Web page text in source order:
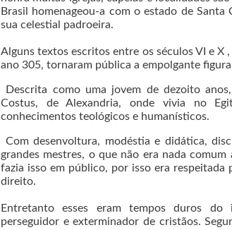
Brasil homenageou-a com o estado de
sua celestial padroeira.
Alguns textos escritos entre os séculos VI e X
ano 305, tornaram pública a empolgante
Descrita como uma jovem de dezoito
Costus, de Alexandria, onde vivia no
conhecimentos teológicos e humanísticos.
Com desenvoltura, modéstia e didática,
grandes mestres, o que não era nada
fazia isso em público, por isso era
direito.
Entretanto esses eram tempos duros do
perseguidor e exterminador de cristãos.